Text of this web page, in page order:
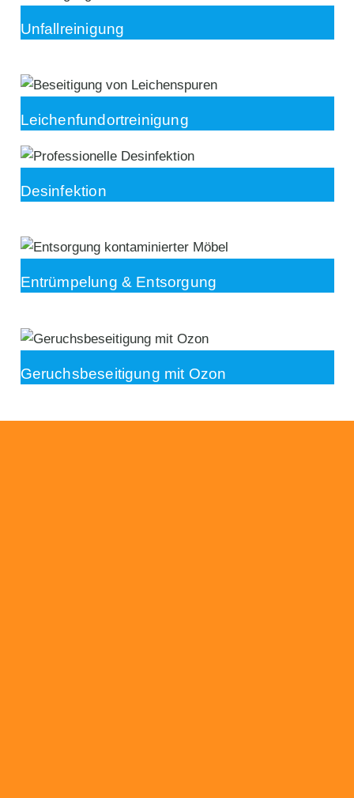
Unfallreinigung
Leichenfundortreinigung
Desinfektion
Entrümpelung & Entsorgung
Geruchsbeseitigung mit Ozon